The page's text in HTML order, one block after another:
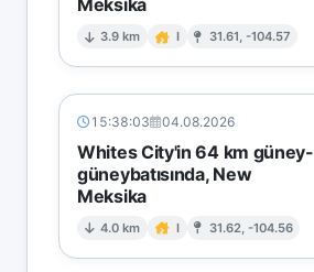
Meksika
3.9 km I 31.61, -104.57
15:38:03 04.08.2026
Whites City'in 64 km güney-
güneybatısında, New
Meksika
4.0 km I 31.62, -104.56